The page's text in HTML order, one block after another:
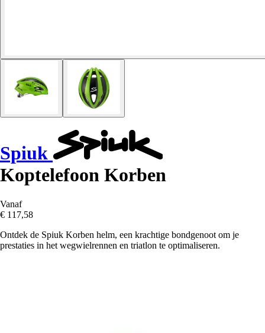
Spiuk
Koptelefoon Korben
Vanaf
€ 117,58
Ontdek de Spiuk Korben helm, een krachtige bondgenoot om je
prestaties in het wegwielrennen en triatlon te optimaliseren.